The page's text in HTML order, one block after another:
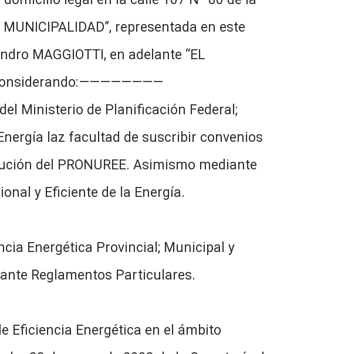
representada en este
MAGGIOTTI, en adelante “EL
considerando:————————
Ministerio de Planificación Federal;
laz facultad de suscribir convenios
del PRONUREE. Asimismo mediante
y Eficiente de la Energía.
Energética Provincial; Municipal y
Reglamentos Particulares.
Eficiencia Energética en el ámbito